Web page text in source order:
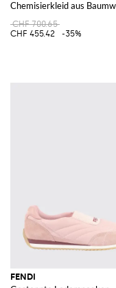
Chemisierkleid aus
CHF 700.65
CHF 455.42
-35%
FENDI